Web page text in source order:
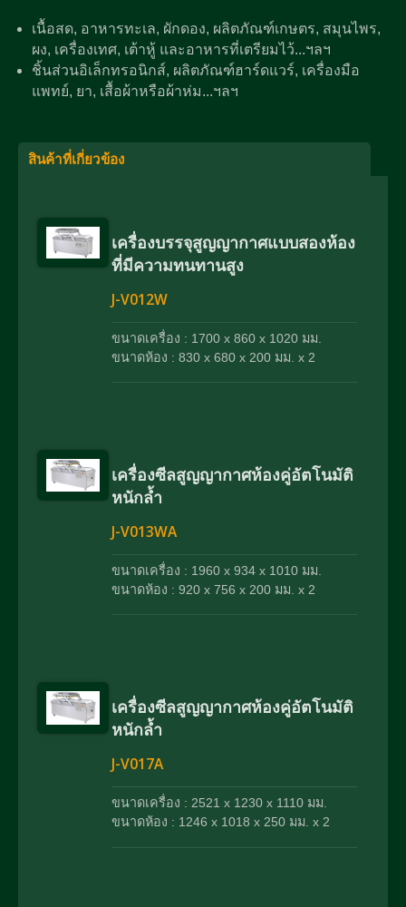
เนื้อสด, อาหารทะเล, ผักดอง, ผลิตภัณฑ์เกษตร, สมุนไพร,
ผง, เครื่องเทศ, เต้าหู้ และอาหารที่เตรียมไว้...ฯลฯ
ชิ้นส่วนอิเล็กทรอนิกส์, ผลิตภัณฑ์ฮาร์ดแวร์, เครื่องมือ
แพทย์, ยา, เสื้อผ้าหรือผ้าห่ม...ฯลฯ
สินค้าที่เกี่ยวข้อง
เครื่องบรรจุสูญญากาศแบบสองห้อง
ที่มีความทนทานสูง
J-V012W
ขนาดเครื่อง : 1700 x 860 x 1020 มม.
ขนาดห้อง : 830 x 680 x 200 มม. x 2
เครื่องซีลสูญญากาศห้องคู่อัตโนมัติ
หนักล้ำ
J-V013WA
ขนาดเครื่อง : 1960 x 934 x 1010 มม.
ขนาดห้อง : 920 x 756 x 200 มม. x 2
เครื่องซีลสูญญากาศห้องคู่อัตโนมัติ
หนักล้ำ
J-V017A
ขนาดเครื่อง : 2521 x 1230 x 1110 มม.
ขนาดห้อง : 1246 x 1018 x 250 มม. x 2